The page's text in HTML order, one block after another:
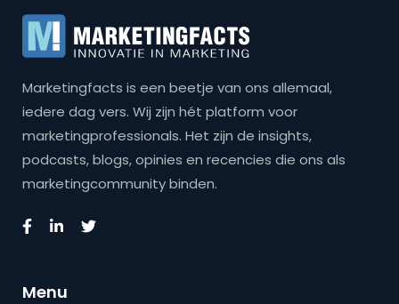
Marketingfacts is een beetje van ons allemaal,
iedere dag vers. Wij zijn hét platform voor
marketingprofessionals. Het zijn de insights,
podcasts, blogs, opinies en recencies die ons als
marketingcommunity binden.
Menu